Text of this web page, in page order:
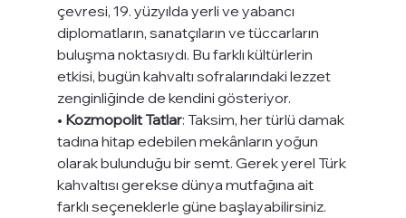
çevresi, 19. yüzyılda yerli ve yabancı
diplomatların, sanatçıların ve tüccarların
buluşma noktasıydı. Bu farklı kültürlerin
etkisi, bugün kahvaltı sofralarındaki lezzet
zenginliğinde de kendini gösteriyor.
• Kozmopolit Tatlar: Taksim, her türlü damak
tadına hitap edebilen mekânların yoğun
olarak bulunduğu bir semt. Gerek yerel Türk
kahvaltısı gerekse dünya mutfağına ait
farklı seçeneklerle güne başlayabilirsiniz.